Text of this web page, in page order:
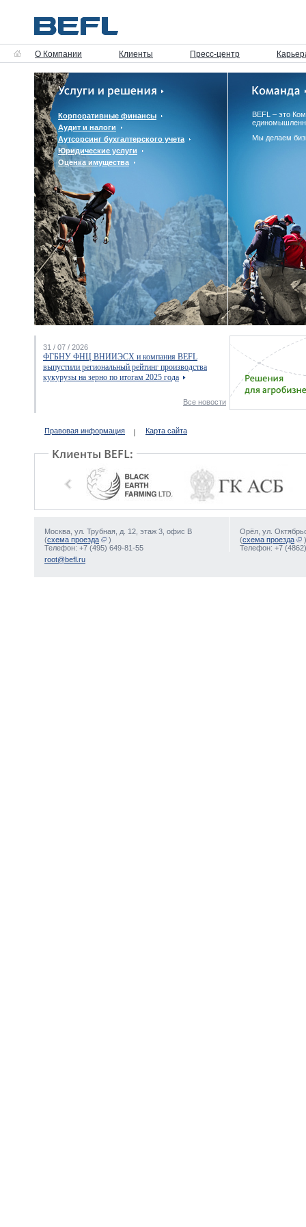
О Компании Клиенты Пресс-центр
Корпоративные финансы
Аудит и налоги
Аутсорсинг бухгалтерского учета
Юридические услуги
Оценка имущества
BEFL – это
Мы делаем
31 / 07 / 2026
ФГБНУ ФНЦ ВНИИЭСХ и компания BEFL
выпустили региональный рейтинг производства
кукурузы на зерно по итогам 2025 года
Все новости
Правовая информация Карта сайта
Москва, ул. Трубная, д. 12, этаж 3, офис В
(схема проезда
)
Телефон: +7 (495) 649-81-55
Орёл, ул.
(схема проезда
)
Телефон: +7
root@befl.ru